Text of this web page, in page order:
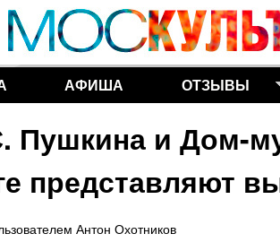
Перейти к
АФИША ОТЗЫВЫ
и Дом-
представляют
Антон Охотников